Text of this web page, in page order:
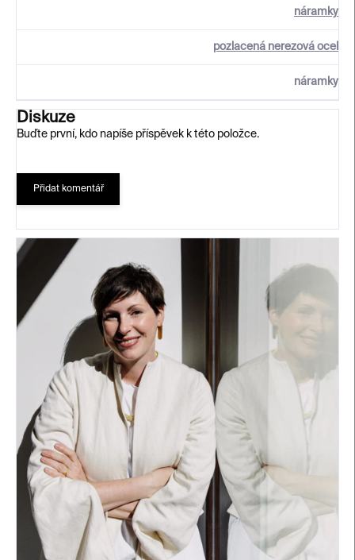
náramky
pozlacená nerezová ocel
náramky
Diskuze
Buďte první, kdo napíše příspěvek k této položce.
Přidat komentář